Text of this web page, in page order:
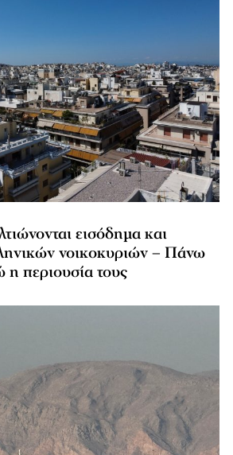
εισόδημα και
νοικοκυριών – Πάνω
η περιουσία τους